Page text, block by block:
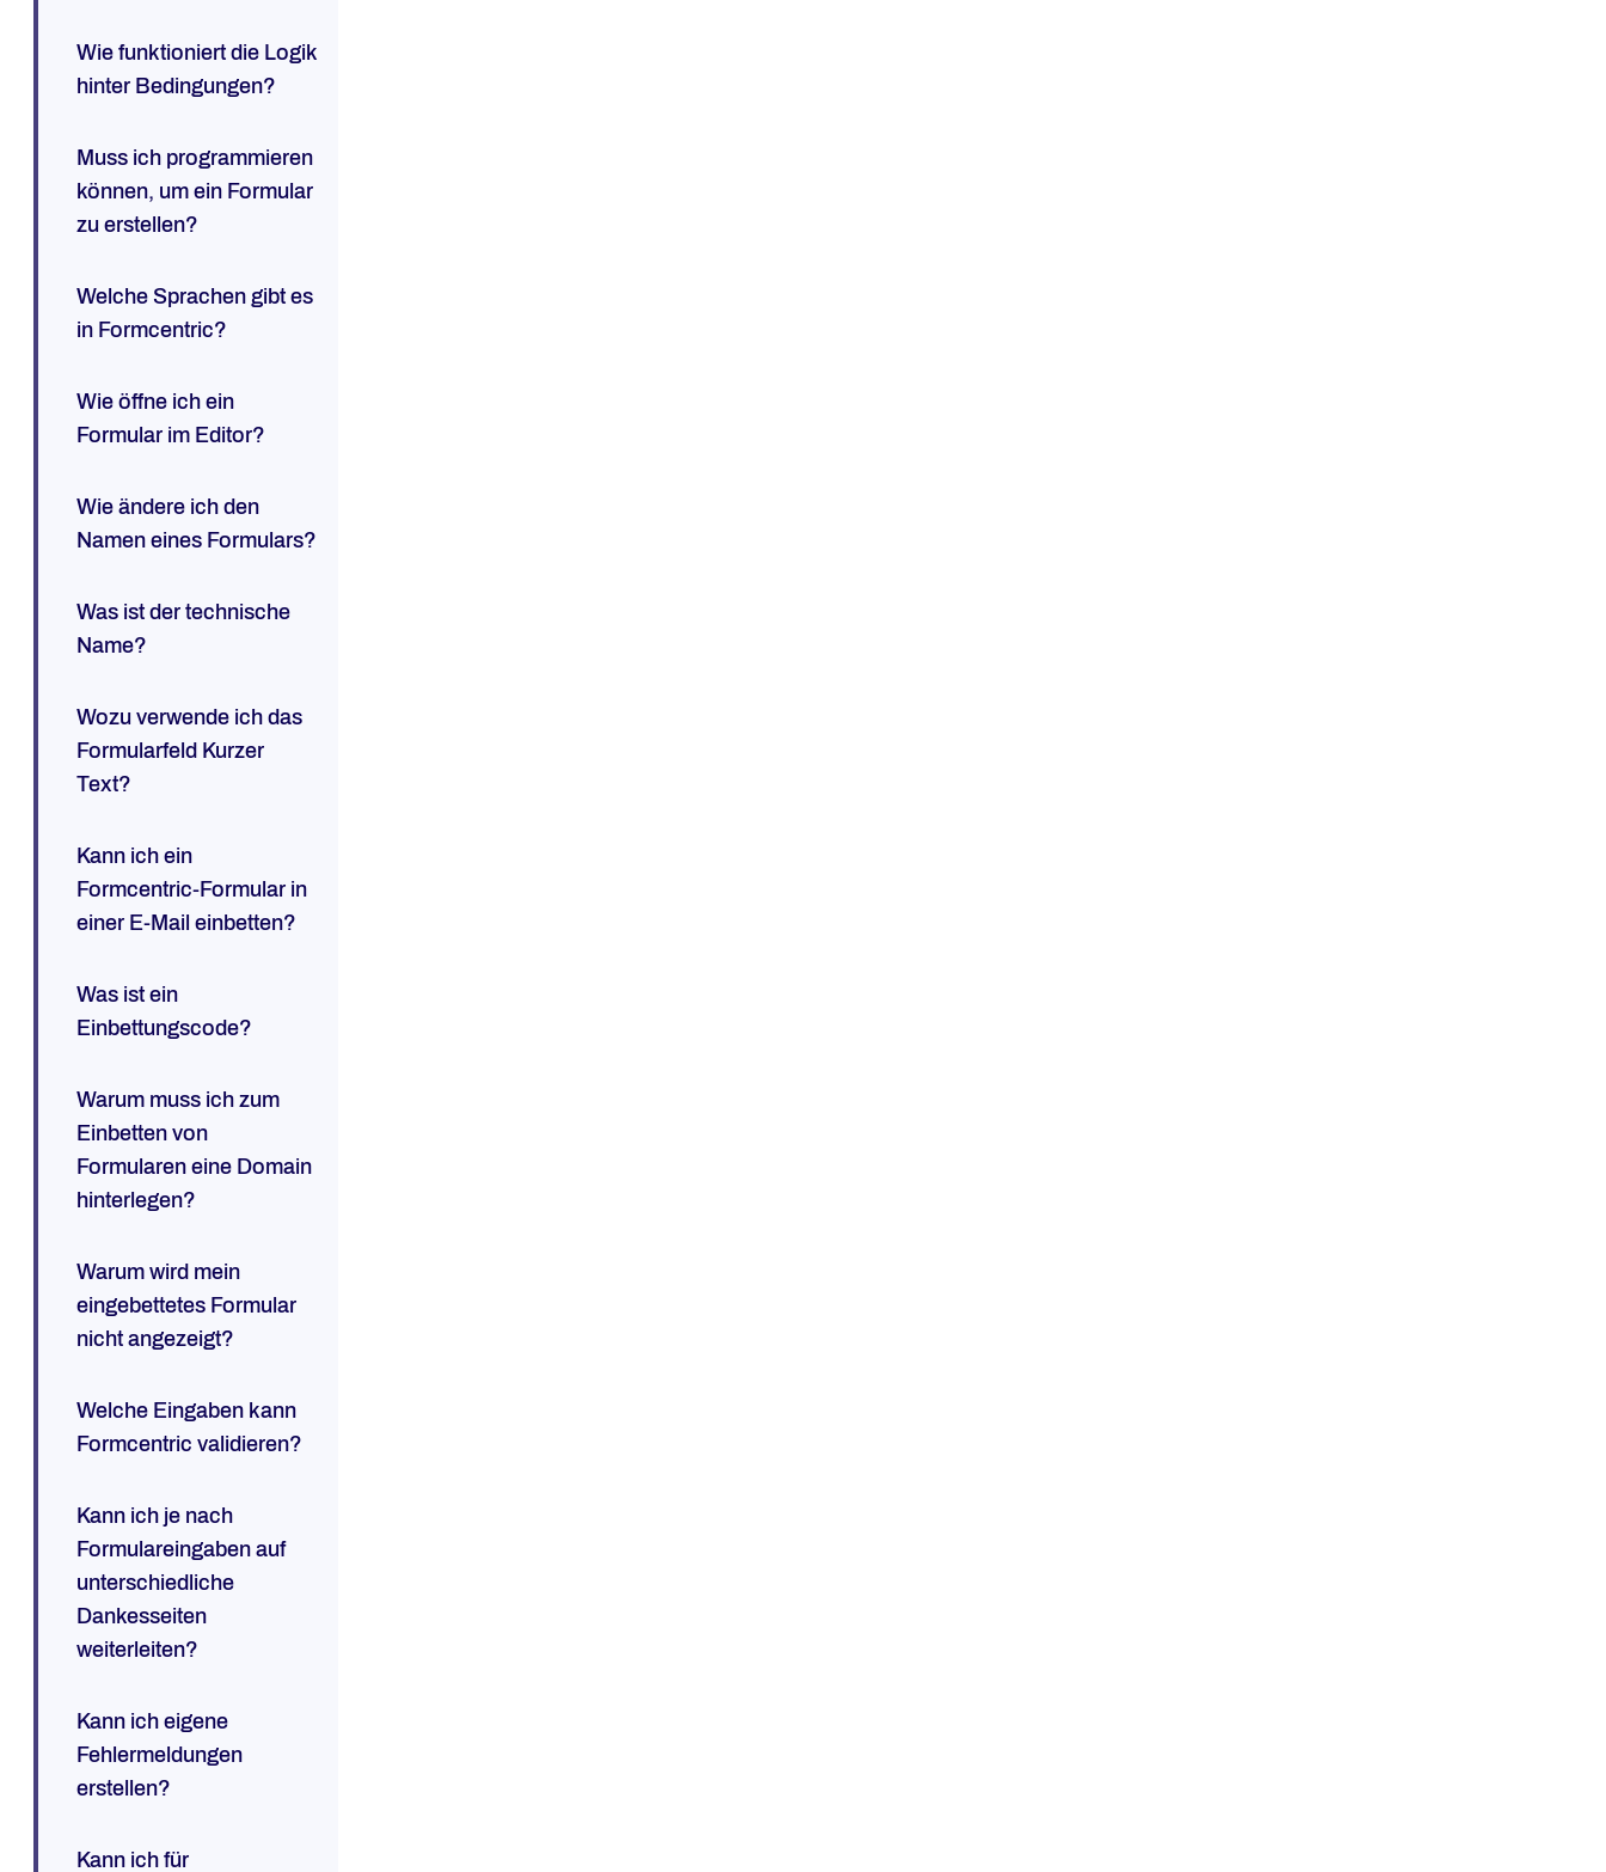
Wie funktioniert die Logik
hinter Bedingungen?
Muss ich programmieren
können, um ein Formular
zu erstellen?
Welche Sprachen gibt es
in Formcentric?
Wie öffne ich ein
Formular im Editor?
Wie ändere ich den
Namen eines Formulars?
Was ist der technische
Name?
Wozu verwende ich das
Formularfeld Kurzer
Text?
Kann ich ein
Formcentric-Formular in
einer E-Mail einbetten?
Was ist ein
Einbettungscode?
Warum muss ich zum
Einbetten von
Formularen eine Domain
hinterlegen?
Warum wird mein
eingebettetes Formular
nicht angezeigt?
Welche Eingaben kann
Formcentric validieren?
Kann ich je nach
Formulareingaben auf
unterschiedliche
Dankesseiten
weiterleiten?
Kann ich eigene
Fehlermeldungen
erstellen?
Kann ich für